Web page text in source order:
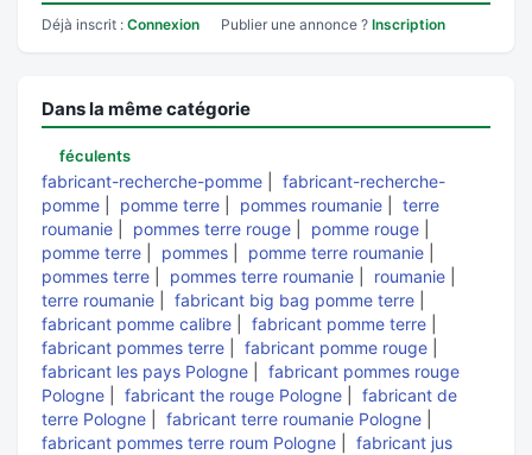
Déjà inscrit : Connexion Publier une annonce ? Inscription
Dans la même catégorie
féculents
fabricant-recherche-pomme
fabricant-recherche-
pomme
pomme terre pommes roumanie
terre
roumanie
pommes terre rouge pomme rouge
pomme terre
pommes pomme terre roumanie
pommes terre
pommes terre roumanie roumanie
terre roumanie
fabricant big bag pomme terre
fabricant pomme calibre
fabricant pomme terre
fabricant pommes terre
fabricant pomme rouge
fabricant les pays Pologne
fabricant pommes rouge
Pologne
fabricant the rouge Pologne
fabricant de
terre Pologne
fabricant terre roumanie Pologne
fabricant pommes terre roum Pologne
fabricant jus